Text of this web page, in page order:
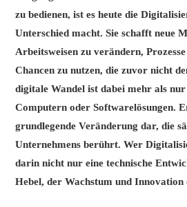
zu bedienen, ist es heute die
Unterschied macht. Sie schafft neue
Arbeitsweisen zu verändern,
Chancen zu nutzen, die zuvor nicht
digitale Wandel ist dabei mehr als
Computern oder Softwarelösungen.
grundlegende Veränderung dar, die
Unternehmens berührt. Wer
darin nicht nur eine technische
Hebel, der Wachstum und